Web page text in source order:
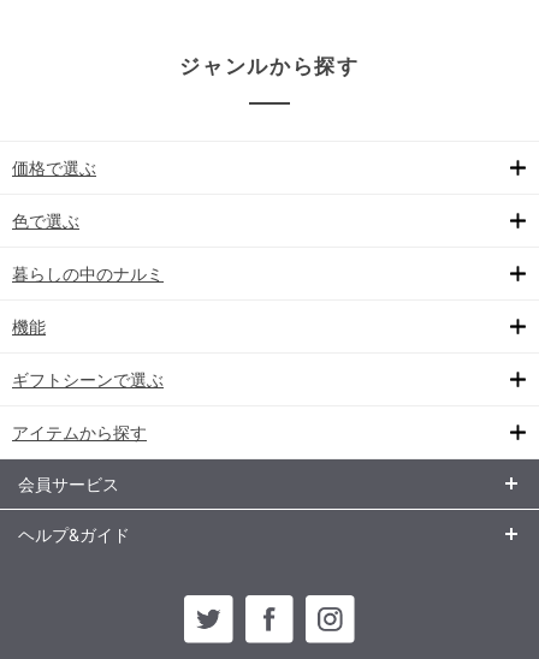
ジャンルから探す
価格で選ぶ
色で選ぶ
暮らしの中のナルミ
機能
ギフトシーンで選ぶ
アイテムから探す
会員サービス
ヘルプ&ガイド